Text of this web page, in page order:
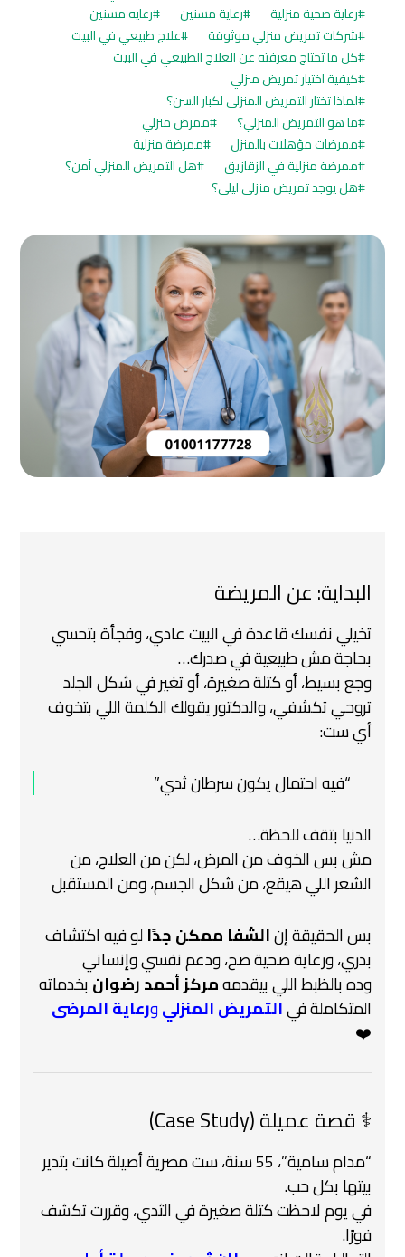
رعاية صحية منزلية
رعاية مسنين
رعايه مسنين
شركات تمريض منزلي موثوقة
علاج طبيعي في البيت
كل ما تحتاج معرفته عن العلاج الطبيعي في البيت
كيفية اختيار تمريض منزلي
لماذا تختار التمريض المنزلي لكبار السن؟
ما هو التمريض المنزلي؟
ممرض منزلي
ممرضات مؤهلات بالمنزل
ممرضة منزلية
ممرضة منزلية في الزقازيق
هل التمريض المنزلي آمن؟
هل يوجد تمريض منزلي ليلي؟
البداية: عن المريضة
تخيلي نفسك قاعدة في البيت عادي، وفجأة بتحسي
بحاجة مش طبيعية في صدرك…
وجع بسيط، أو كتلة صغيرة، أو تغير في شكل الجلد
تروحي تكشفي، والدكتور يقولك الكلمة اللي بتخوف
أي ست:
“فيه احتمال يكون سرطان ثدي.”
الدنيا بتقف للحظة…
مش بس الخوف من المرض، لكن من العلاج، من
الشعر اللي هيقع، من شكل الجسم، ومن المستقبل
بس الحقيقة إنالشفا ممكن جدًالو فيه اكتشاف
بدري، ورعاية صحية صح، ودعم نفسي وإنساني
وده بالظبط اللي بيقدمهمركز أحمد رضوانبخدماته
المتكاملة فيالتمريض المنزليورعاية المرضى
❤️
‍⚕️ قصة عميلة (Case Study)
“مدام سامية”، 55 سنة، ست مصرية أصيلة كانت بتدير
بيتها بكل حب.
في يوم لاحظت كتلة صغيرة في الثدي، وقررت تكشف
فورًا.